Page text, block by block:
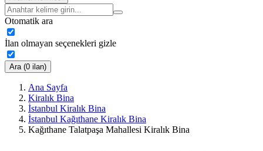
Otomatik ara
İlan olmayan seçenekleri gizle
Ara (0 ilan)
Ana Sayfa
Kiralık Bina
İstanbul Kiralık Bina
İstanbul Kağıthane Kiralık Bina
Kağıthane Talatpaşa Mahallesi Kiralık Bina